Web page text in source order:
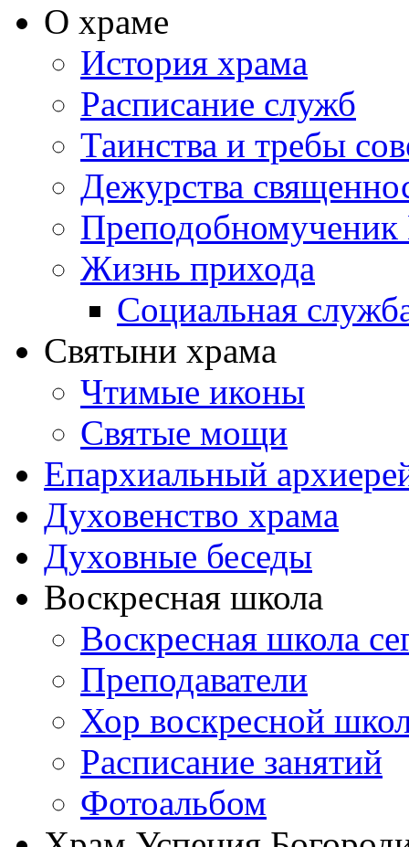
О храме
История храма
Расписание служб
Таинства и требы
Дежурства
Жизнь прихода
Социальная
Святыни храма
Чтимые иконы
Святые мощи
Епархиальный
Духовенство храма
Духовные беседы
Воскресная школа
Воскресная школа
Преподаватели
Хор воскресной
Расписание занятий
Фотоальбом